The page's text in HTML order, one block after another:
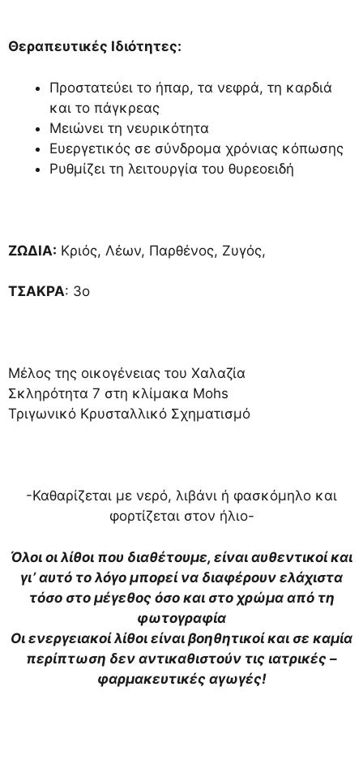
Θεραπευτικές Ιδιότητες:
Προστατεύει το ήπαρ, τα νεφρά, τη καρδιά
και το πάγκρεας
Μειώνει τη νευρικότητα
Ευεργετικός σε σύνδρομα χρόνιας κόπωσης
Ρυθμίζει τη λειτουργία του θυρεοειδή
ΖΩΔΙΑ: Κριός, Λέων, Παρθένος, Ζυγός,
ΤΣΑΚΡΑ: 3ο
Μέλος της οικογένειας του Χαλαζία
Σκληρότητα 7 στη κλίμακα Mohs
Τριγωνικό Κρυσταλλικό Σχηματισμό
-Καθαρίζεται με νερό, λιβάνι ή φασκόμηλο και
φορτίζεται στον ήλιο-
Όλοι οι λίθοι που διαθέτουμε, είναι αυθεντικοί και
γι’ αυτό το λόγο μπορεί να διαφέρουν ελάχιστα
τόσο στο μέγεθος όσο και στο χρώμα από τη
φωτογραφία
Οι ενεργειακοί λίθοι είναι βοηθητικοί και σε καμία
περίπτωση δεν αντικαθιστούν τις ιατρικές –
φαρμακευτικές αγωγές!